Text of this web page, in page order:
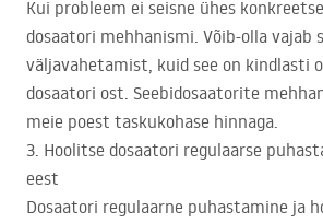
Kui probleem ei seisne ühes
dosaatori mehhanismi. Võib-olla vajab
väljavahetamist, kuid see on kindlasti
dosaatori ost. Seebidosaatorite
meie poest taskukohase hinnaga.
3. Hoolitse dosaatori regulaarse
eest
Dosaatori regulaarne puhastamine ja